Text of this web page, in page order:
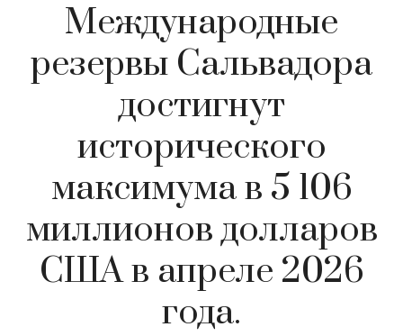
Международные
резервы Сальвадора
достигнут
исторического
максимума в 5 106
миллионов долларов
США в апреле 2026
года.